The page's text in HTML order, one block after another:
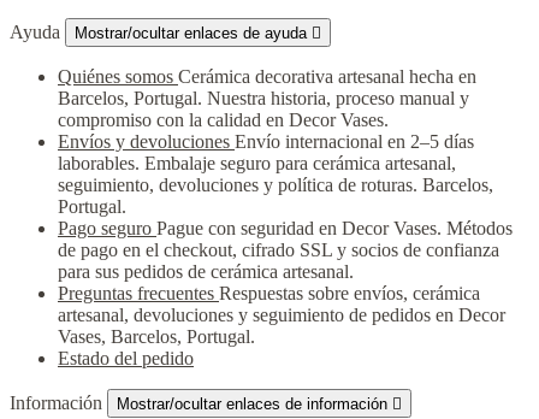
Ayuda Mostrar/ocultar enlaces de ayuda 
Quiénes somos Cerámica decorativa artesanal hecha en
Barcelos, Portugal. Nuestra historia, proceso manual y
compromiso con la calidad en Decor Vases.
Envíos y devoluciones Envío internacional en 2–5 días
laborables. Embalaje seguro para cerámica artesanal,
seguimiento, devoluciones y política de roturas. Barcelos,
Portugal.
Pago seguro Pague con seguridad en Decor Vases. Métodos
de pago en el checkout, cifrado SSL y socios de confianza
para sus pedidos de cerámica artesanal.
Preguntas frecuentes Respuestas sobre envíos, cerámica
artesanal, devoluciones y seguimiento de pedidos en Decor
Vases, Barcelos, Portugal.
Estado del pedido
Información Mostrar/ocultar enlaces de información 